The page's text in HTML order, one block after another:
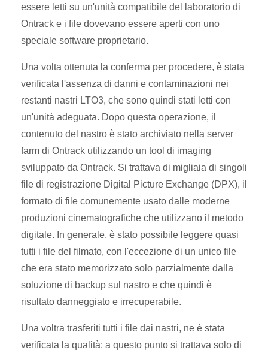
essere letti su un'unità compatibile del laboratorio di
Ontrack e i file dovevano essere aperti con uno
speciale software proprietario.
Una volta ottenuta la conferma per procedere, è stata
verificata l'assenza di danni e contaminazioni nei
restanti nastri LTO3, che sono quindi stati letti con
un'unità adeguata. Dopo questa operazione, il
contenuto del nastro è stato archiviato nella server
farm di Ontrack utilizzando un tool di imaging
sviluppato da Ontrack. Si trattava di migliaia di singoli
file di registrazione Digital Picture Exchange (DPX), il
formato di file comunemente usato dalle moderne
produzioni cinematografiche che utilizzano il metodo
digitale. In generale, è stato possibile leggere quasi
tutti i file del filmato, con l'eccezione di un unico file
che era stato memorizzato solo parzialmente dalla
soluzione di backup sul nastro e che quindi è
risultato danneggiato e irrecuperabile.
Una voltra trasferiti tutti i file dai nastri, ne è stata
verificata la qualità: a questo punto si trattava solo di